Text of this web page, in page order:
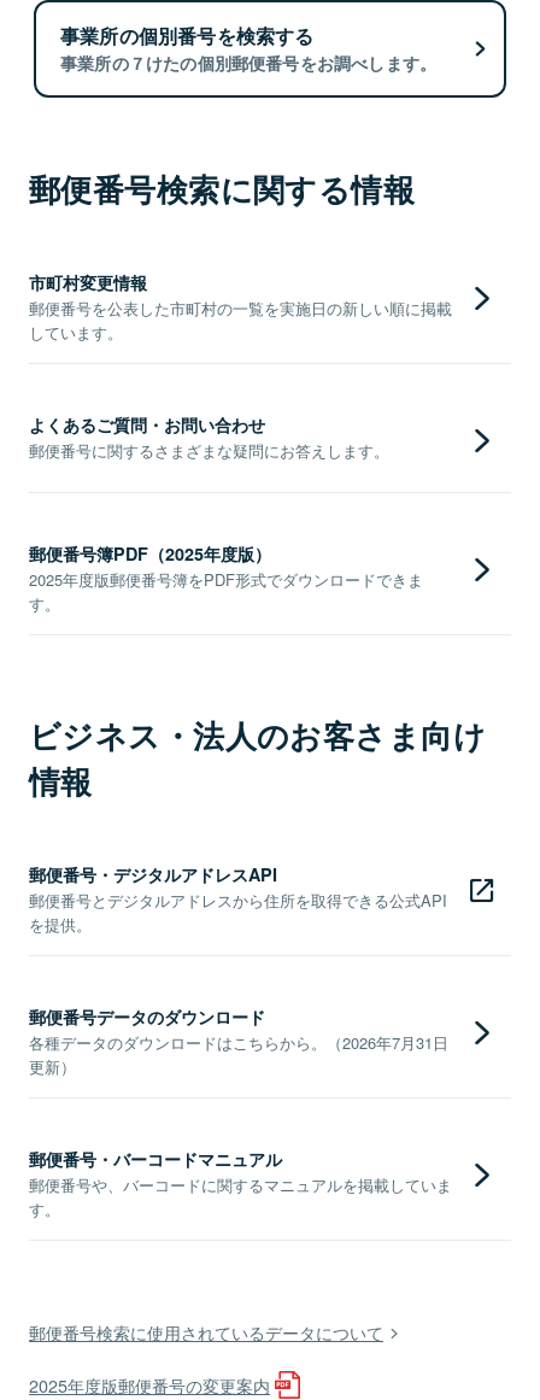
事業所の個別番号を検索する
事業所の７けたの個別郵便番号をお調べします。
郵便番号検索に関する情報
市町村変更情報
郵便番号を公表した市町村の一覧を実施日の新しい順に掲載
しています。
よくあるご質問・お問い合わせ
郵便番号に関するさまざまな疑問にお答えします。
郵便番号簿PDF（2025年度版）
2025年度版郵便番号簿をPDF形式でダウンロードできま
す。
ビジネス・法人のお客さま向け
情報
郵便番号・デジタルアドレスAPI
郵便番号とデジタルアドレスから住所を取得できる公式API
を提供。
郵便番号データのダウンロード
各種データのダウンロードはこちらから。（2026年7月31日
更新）
郵便番号・バーコードマニュアル
郵便番号や、バーコードに関するマニュアルを掲載していま
す。
郵便番号検索に使用されているデータについて
2025年度版郵便番号の変更案内